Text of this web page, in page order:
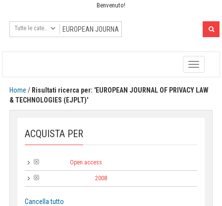
Benvenuto!
Toggle
navigation
Home / Risultati ricerca per: 'EUROPEAN JOURNAL OF PRIVACY LAW
& TECHNOLOGIES (EJPLT)'
ACQUISTA PER
Open access
2008
Cancella tutto